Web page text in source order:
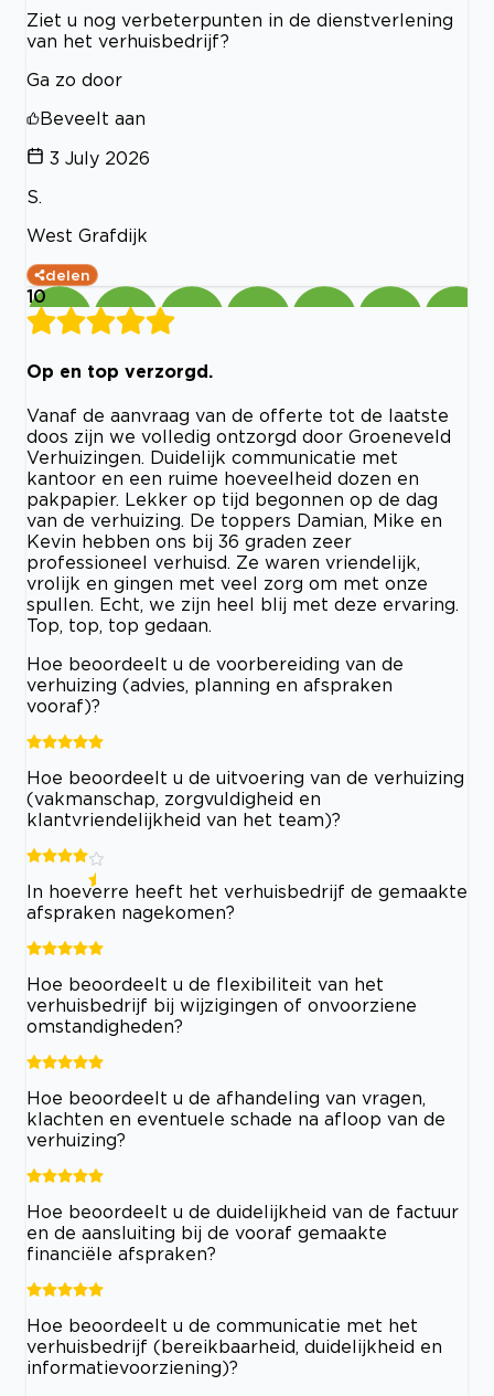
Ziet u nog verbeterpunten in de dienstverlening
van het verhuisbedrijf?
Ga zo door
Beveelt aan
3 July 2026
S.
West Grafdijk
delen
10
Op en top verzorgd.
Vanaf de aanvraag van de offerte tot de laatste
doos zijn we volledig ontzorgd door Groeneveld
Verhuizingen. Duidelijk communicatie met
kantoor en een ruime hoeveelheid dozen en
pakpapier. Lekker op tijd begonnen op de dag
van de verhuizing. De toppers Damian, Mike en
Kevin hebben ons bij 36 graden zeer
professioneel verhuisd. Ze waren vriendelijk,
vrolijk en gingen met veel zorg om met onze
spullen. Echt, we zijn heel blij met deze ervaring.
Top, top, top gedaan.
Hoe beoordeelt u de voorbereiding van de
verhuizing (advies, planning en afspraken
vooraf)?
Hoe beoordeelt u de uitvoering van de verhuizing
(vakmanschap, zorgvuldigheid en
klantvriendelijkheid van het team)?
In hoeverre heeft het verhuisbedrijf de gemaakte
afspraken nagekomen?
Hoe beoordeelt u de flexibiliteit van het
verhuisbedrijf bij wijzigingen of onvoorziene
omstandigheden?
Hoe beoordeelt u de afhandeling van vragen,
klachten en eventuele schade na afloop van de
verhuizing?
Hoe beoordeelt u de duidelijkheid van de factuur
en de aansluiting bij de vooraf gemaakte
financiële afspraken?
Hoe beoordeelt u de communicatie met het
verhuisbedrijf (bereikbaarheid, duidelijkheid en
informatievoorziening)?